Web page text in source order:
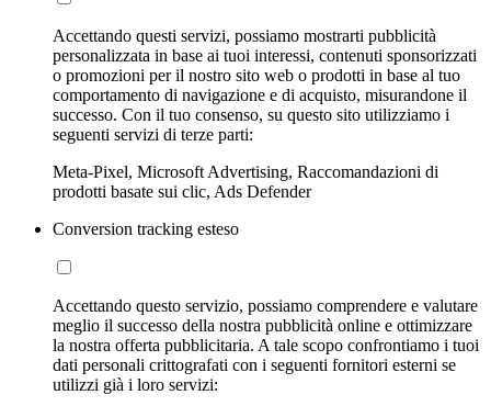
Accettando questi servizi, possiamo mostrarti pubblicità
personalizzata in base ai tuoi interessi, contenuti sponsorizzati
o promozioni per il nostro sito web o prodotti in base al tuo
comportamento di navigazione e di acquisto, misurandone il
successo. Con il tuo consenso, su questo sito utilizziamo i
seguenti servizi di terze parti:
Meta-Pixel, Microsoft Advertising, Raccomandazioni di
prodotti basate sui clic, Ads Defender
Conversion tracking esteso
Accettando questo servizio, possiamo comprendere e valutare
meglio il successo della nostra pubblicità online e ottimizzare
la nostra offerta pubblicitaria. A tale scopo confrontiamo i tuoi
dati personali crittografati con i seguenti fornitori esterni se
utilizzi già i loro servizi: